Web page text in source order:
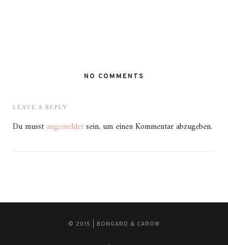
NO COMMENTS
LEAVE A REPLY
Du musst angemeldetsein, um einen Kommentar abzugeben.
© 2015 | BONGARD & CAROW